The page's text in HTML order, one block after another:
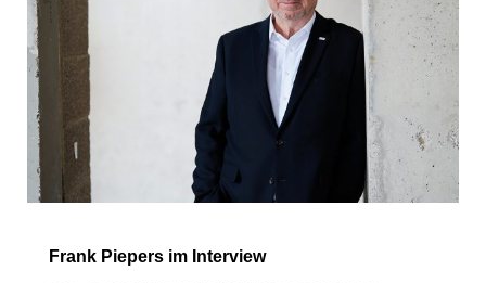
Frank Piepers im Interview